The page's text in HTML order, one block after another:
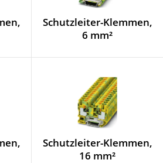
Schutzleiter-Klemmen,
6 mm²
Schutzleiter-Klemmen,
16 mm²